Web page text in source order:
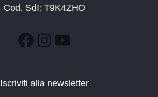
Cod. SdI: T9K4ZHO
Facebook
Instagram
YouTube
Iscriviti alla newsletter